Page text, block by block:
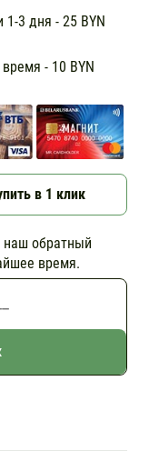
1-3 дня - 25 BYN
- 10 BYN
в 1 клик
обратный
время.